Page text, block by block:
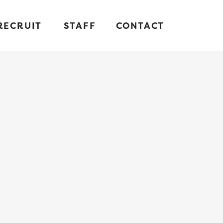
STAFF CONTACT